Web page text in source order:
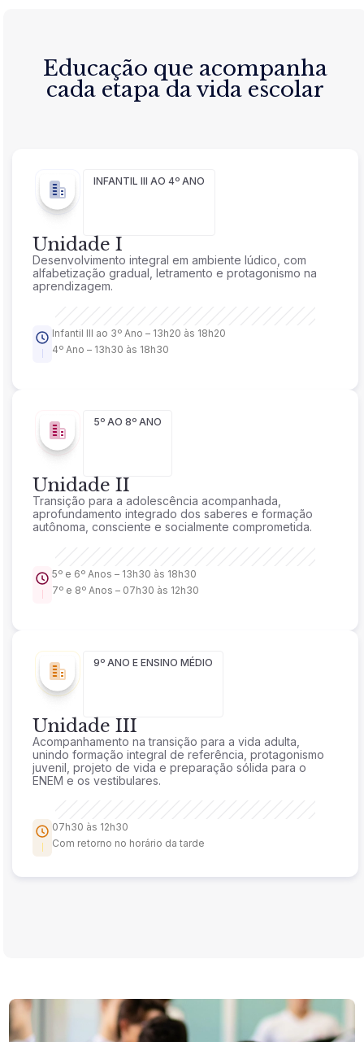
Educação que acompanha
cada etapa da vida escolar
INFANTIL III AO 4º ANO
Unidade I
Desenvolvimento integral em ambiente lúdico, com
alfabetização gradual, letramento e protagonismo na
aprendizagem.
Infantil III ao 3º Ano – 13h20 às 18h20
4º Ano – 13h30 às 18h30
5º AO 8º ANO
Unidade II
Transição para a adolescência acompanhada,
aprofundamento integrado dos saberes e formação
autônoma, consciente e socialmente comprometida.
5º e 6º Anos – 13h30 às 18h30
7º e 8º Anos – 07h30 às 12h30
9º ANO E ENSINO MÉDIO
Unidade III
Acompanhamento na transição para a vida adulta,
unindo formação integral de referência, protagonismo
juvenil, projeto de vida e preparação sólida para o
ENEM e os vestibulares.
07h30 às 12h30
Com retorno no horário da tarde